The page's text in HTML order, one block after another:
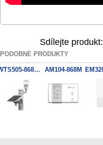
Sdílejte produkt:
PODOBNÉ PRODUKTY
WTS505-868M Venkovní meteorilogická stanice, IP65 AM104-868M